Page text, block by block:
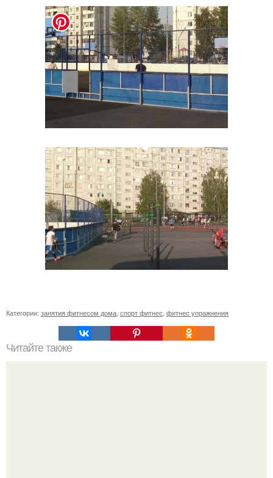
Категории: занятия фитнесом дома спорт фитнес фитнес упражнения
Читайте также